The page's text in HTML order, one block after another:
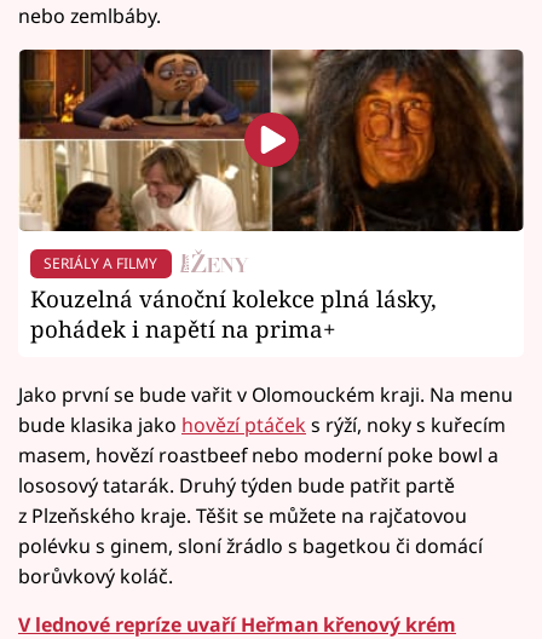
nebo zemlbáby.
SERIÁLY A FILMY
Kouzelná vánoční kolekce plná lásky,
pohádek i napětí na prima+
Jako první se bude vařit v Olomouckém kraji. Na menu
bude klasika jako hovězí ptáček s rýží, noky s kuřecím
masem, hovězí roastbeef nebo moderní poke bowl a
lososový tatarák. Druhý týden bude patřit partě
z Plzeňského kraje. Těšit se můžete na rajčatovou
polévku s ginem, sloní žrádlo s bagetkou či domácí
borůvkový koláč.
V lednové repríze uvaří Heřman křenový krém